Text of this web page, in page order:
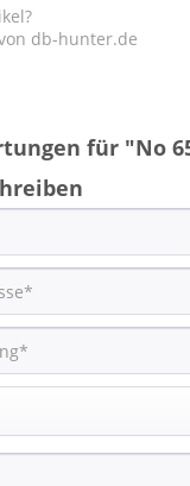
db-hunter.de
für "No